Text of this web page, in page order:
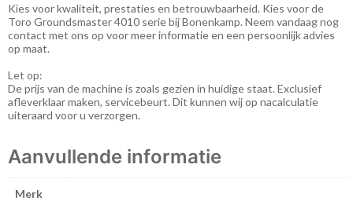
Kies voor kwaliteit, prestaties en betrouwbaarheid. Kies voor de
Toro Groundsmaster 4010 serie bij Bonenkamp. Neem vandaag nog
contact met ons op voor meer informatie en een persoonlijk advies
op maat.
Let op:
De prijs van de machine is zoals gezien in huidige staat. Exclusief
afleverklaar maken, servicebeurt. Dit kunnen wij op nacalculatie
uiteraard voor u verzorgen.
Aanvullende informatie
Merk